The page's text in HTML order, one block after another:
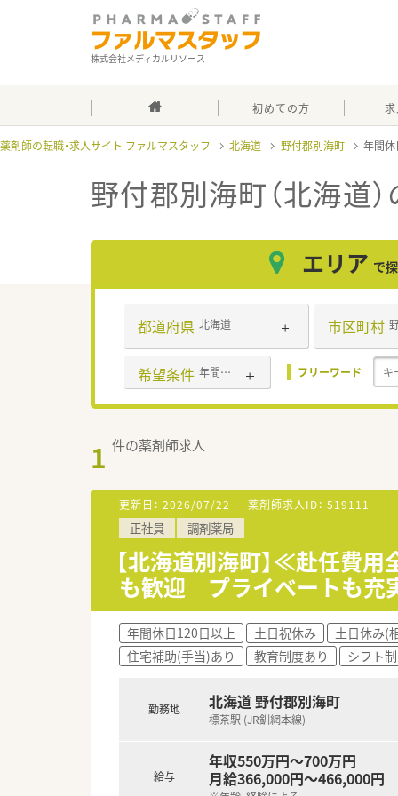
株式会社メディカルリソース
初めての方
薬剤師の転職・求人サイト ファルマスタッフ 北海道 野付郡別海町 年間
野付郡別海町（北海道
エリア で
都道府県 北海道 市区町村
希望条件 年間休日120日以上 フリーワード
1 件の薬剤師求人
更新日： 2026/07/22 薬剤師求人ID： 519111
正社員 調剤薬局
【北海道別海町】≪赴任費
も歓迎 プライベートも充
年間休日120日以上 土日祝休み
土日休み(
住宅補助(手当)あり
教育制度あり シフト制
勤務地 北海道 野付郡別海町
標茶駅 (JR釧網本線)
給与
年収550万円～700万円
月給366,000円～466,000円